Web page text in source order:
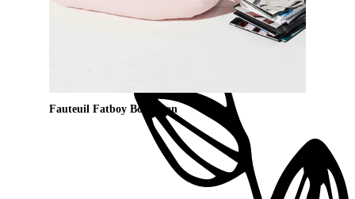
Fauteuil Fatboy Bonbaron